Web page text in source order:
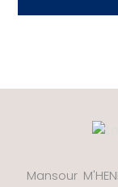
Mansour